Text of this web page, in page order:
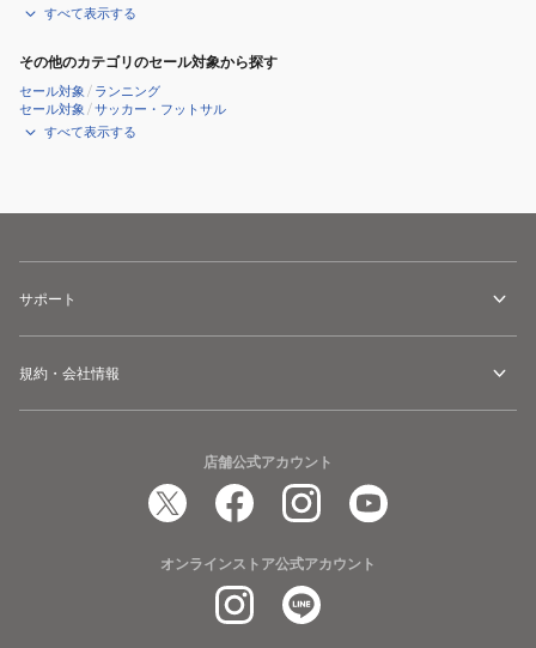
すべて表示する
その他のカテゴリのセール対象から探す
セール対象 / ランニング
セール対象 /サッカー・フットサル
すべて表示する
サポート
規約・会社情報
店舗公式アカウント
オンラインストア公式アカウント